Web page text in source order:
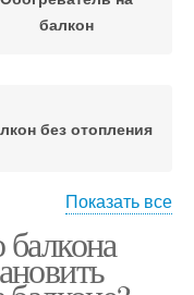
балкон
без отопления
Показать все